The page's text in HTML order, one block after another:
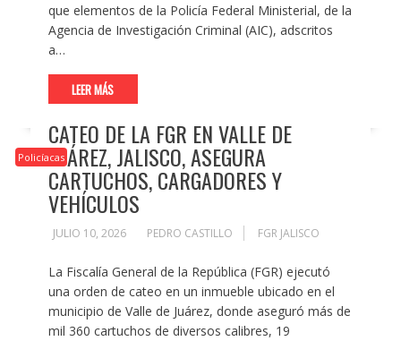
que elementos de la Policía Federal Ministerial, de la
Agencia de Investigación Criminal (AIC), adscritos
a…
LEER MÁS
Policíacas
CATEO DE LA FGR EN VALLE DE
JUÁREZ, JALISCO, ASEGURA
CARTUCHOS, CARGADORES Y
VEHÍCULOS
JULIO 10, 2026 PEDRO CASTILLO FGR JALISCO
La Fiscalía General de la República (FGR) ejecutó
una orden de cateo en un inmueble ubicado en el
municipio de Valle de Juárez, donde aseguró más de
mil 360 cartuchos de diversos calibres, 19